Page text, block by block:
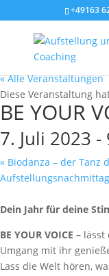
+49163
« Alle Veranstaltungen
Diese Veranstaltung
BE YOUR
7. Juli 2023 -
« Biodanza – der Tanz
Dein Jahr für deine
BE YOUR VOICE – lässt
Umgang mit ihr
Lass die Welt hören,